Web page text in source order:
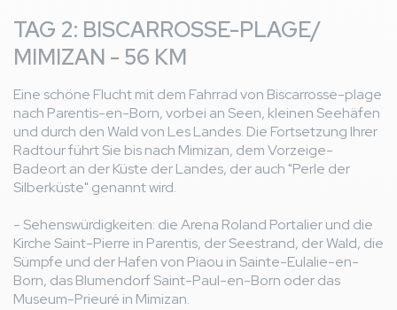
TAG 2: BISCARROSSE-PLAGE/
MIMIZAN - 56 KM
Eine schöne Flucht mit dem Fahrrad von Biscarrosse-plage
nach Parentis-en-Born, vorbei an Seen, kleinen Seehäfen
und durch den Wald von Les Landes. Die Fortsetzung Ihrer
Radtour führt Sie bis nach Mimizan, dem Vorzeige-
Badeort an der Küste der Landes, der auch "Perle der
Silberküste" genannt wird.
- Sehenswürdigkeiten: die Arena Roland Portalier und die
Kirche Saint-Pierre in Parentis, der Seestrand, der Wald, die
Sümpfe und der Hafen von Piaou in Sainte-Eulalie-en-
Born, das Blumendorf Saint-Paul-en-Born oder das
Museum-Prieuré in Mimizan.